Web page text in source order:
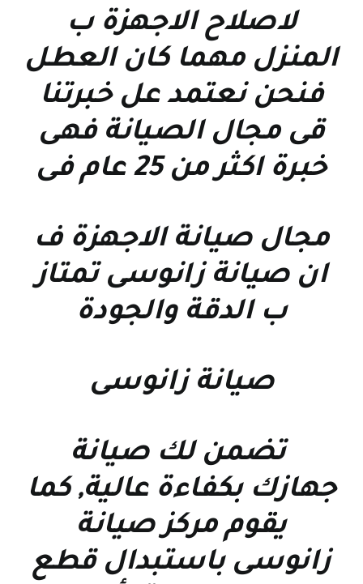
لاصلاح الاجهزة ب
المنزل مهما كان العطل
فنحن نعتمد عل خبرتنا
قى مجال الصيانة فهى
خبرة اكثر من 25 عام فى
مجال صيانة الاجهزة ف
ان صيانة زانوسى تمتاز
ب الدقة والجودة
صيانة زانوسى
تضمن لك صيانة
جهازك بكفاءة عالية, كما
يقوم مركز صيانة
زانوسى باستبدال قطع